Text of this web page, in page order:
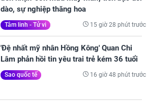
dào, sự nghiệp thăng hoa
Tâm linh - Tử vi 15 giờ 28 phút trước
'Đệ nhất mỹ nhân Hồng Kông' Quan Chi
Lâm phản hồi tin yêu trai trẻ kém 36 tuổi
Sao quốc tế 16 giờ 48 phút trước